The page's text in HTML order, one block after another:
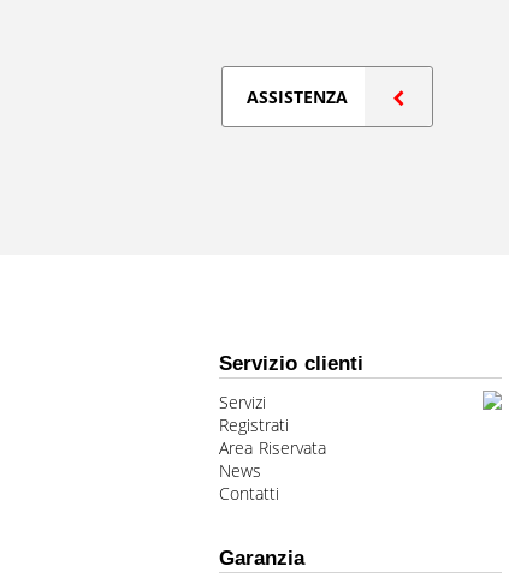
ASSISTENZA
Servizio clienti
Servizi
Registrati
Area Riservata
News
Contatti
Garanzia